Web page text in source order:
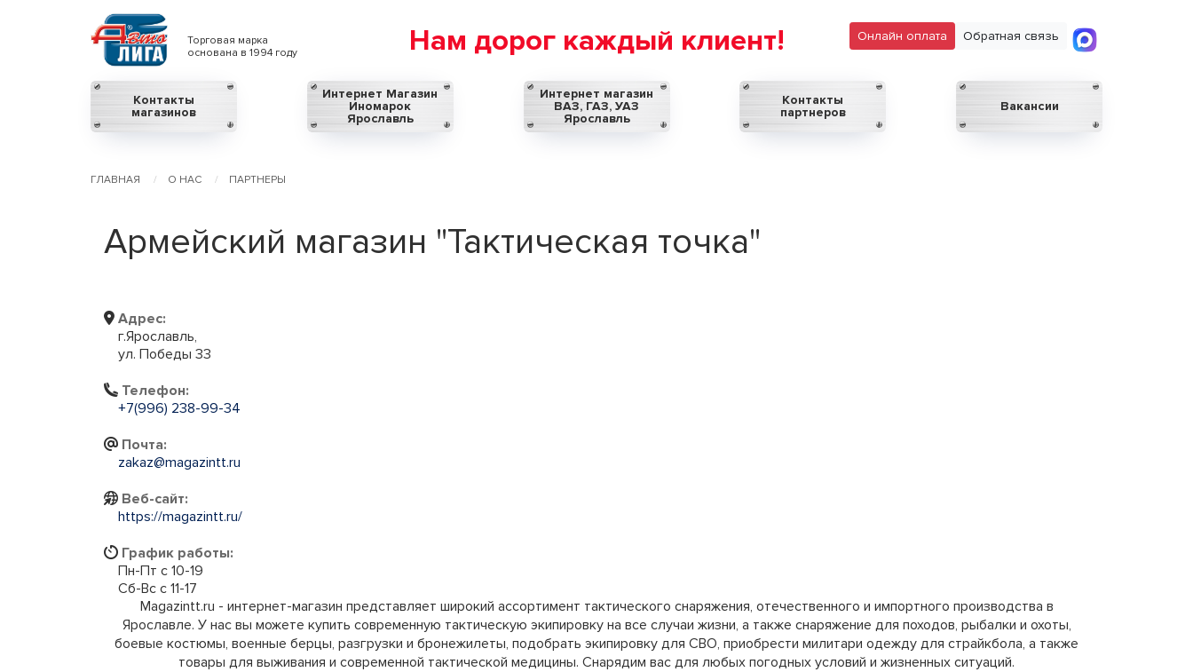
Торговая марка
основана в 1994 году
Нам дорог каждый клиент! Обратная связь
Онлайн оплата
Контакты
магазинов
Интернет Магазин
Иномарок
Ярославль
Интернет магазин
ВАЗ, ГАЗ, УАЗ
Ярославль
Контакты
партнеров
Вакансии
ГЛАВНАЯ О НАС ПАРТНЕРЫ
Армейский магазин "Тактическая точка"
Адрес:
г.Ярославль,
ул. Победы 33
Телефон:
+7(996) 238-99-34
Почта:
zakaz@magazintt.ru
Веб-сайт:
https://magazintt.ru/
График работы:
Пн-Пт с 10-19
Сб-Вс с 11-17
Magazintt.ru - интернет-магазин представляет широкий ассортимент тактического снаряжения, отечественного и импортного производства в
Ярославле. У нас вы можете купить современную тактическую экипировку на все случаи жизни, а также снаряжение для походов, рыбалки и охоты,
боевые костюмы, военные берцы, разгрузки и бронежилеты, подобрать экипировку для СВО, приобрести милитари одежду для страйкбола, а также
товары для выживания и современной тактической медицины. Снарядим вас для любых погодных условий и жизненных ситуаций.